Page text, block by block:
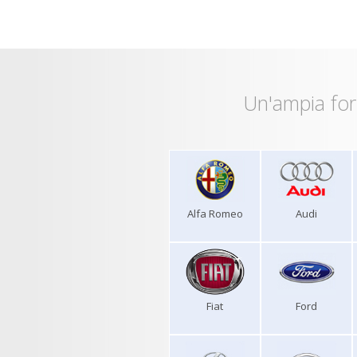
Un'ampia
Alfa Romeo Audi
Fiat Ford